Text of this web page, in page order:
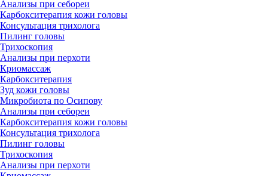
Анализы при себореи
Карбокситерапия кожи головы
Консультация трихолога
Пилинг головы
Трихоскопия
Анализы при перхоти
Криомассаж
Карбокситерапия
Зуд кожи головы
Микробиота по Осипову
Анализы при себореи
Карбокситерапия кожи головы
Консультация трихолога
Пилинг головы
Трихоскопия
Анализы при перхоти